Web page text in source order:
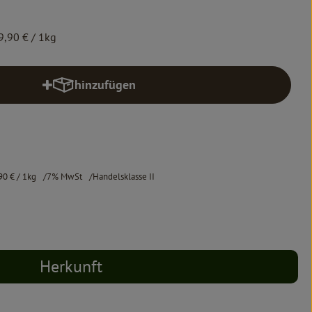
€/ 1kg
hinzufügen
Produkt zum Warenkorb hinzufügen
€/ 1kg 7% MwSt Handelsklasse II
Herkunft